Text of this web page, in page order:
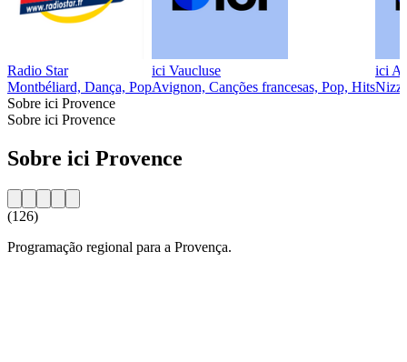
Radio Star
Montbéliard, Dança, Pop
ici Vaucluse
Avignon, Canções francesas, Pop, Hits
ici
Sobre ici Provence
Sobre ici Provence
Sobre ici Provence
(126)
Programação regional para a Provença.